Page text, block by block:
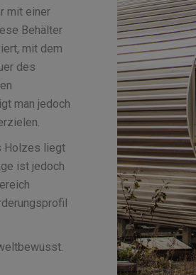
mit einer
Behälter
mit dem
des
man jedoch
Holzes liegt
ist jedoch